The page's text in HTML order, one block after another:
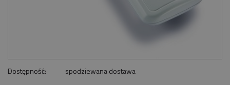
Dostępność: spodziewana dostawa